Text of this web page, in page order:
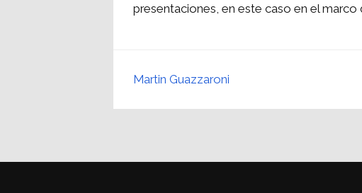
presentaciones, en este caso en el marco
Martin Guazzaroni